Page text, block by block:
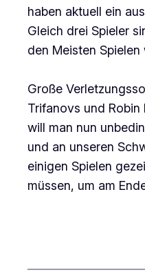
haben aktuell ein
Gleich drei Spieler
den Meisten
Große
Trifanovs und
will man nun
und an unseren
einigen Spielen
müssen, um am